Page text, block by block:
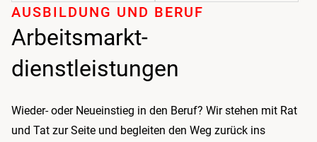
Arbeitsmarkt­
dienstleistungen
AUSBILDUNG UND BERUF
Wieder- oder Neueinstieg in den Beruf? Wir stehen mit Rat
und Tat zur Seite und begleiten den Weg zurück ins